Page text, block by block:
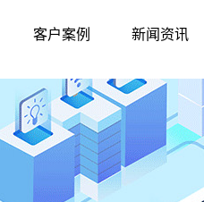
客户案例
标杆案例
华南地区
东北地区
华东地区
新闻资讯
企业动态
行业新闻
媒体动态